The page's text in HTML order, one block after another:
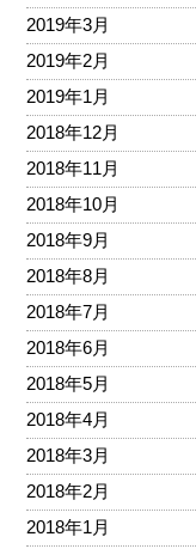
2019年3月
2019年2月
2019年1月
2018年12月
2018年11月
2018年10月
2018年9月
2018年8月
2018年7月
2018年6月
2018年5月
2018年4月
2018年3月
2018年2月
2018年1月